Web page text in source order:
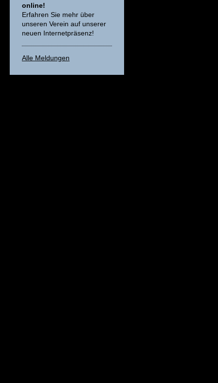
online!
Erfahren Sie mehr über
unseren Verein auf unserer
neuen Internetpräsenz!
Alle Meldungen